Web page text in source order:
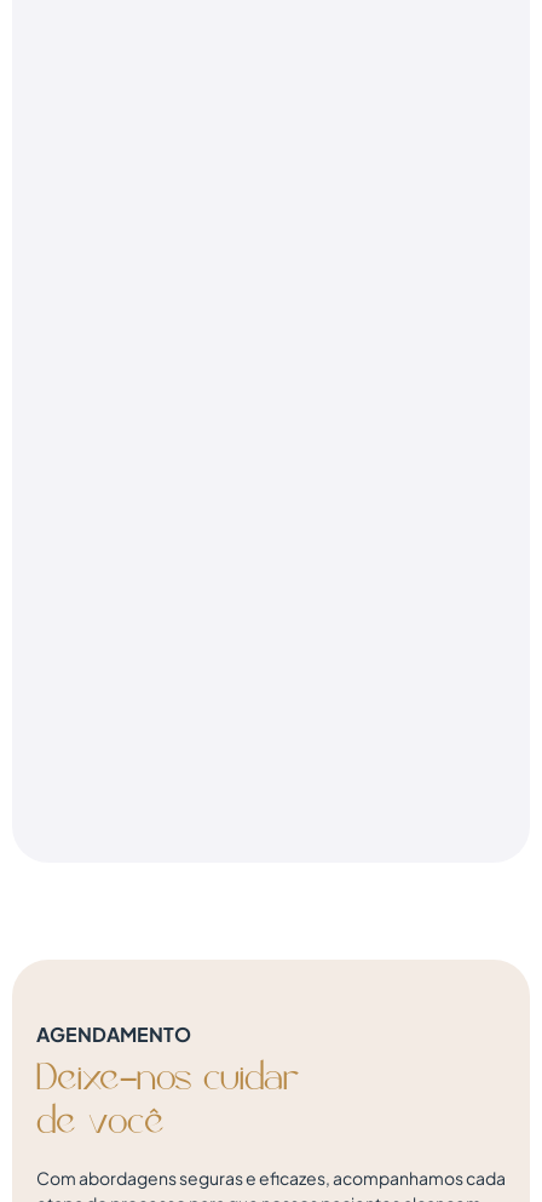
AGENDAMENTO
Deixe-nos cuidar
de você
Com abordagens seguras e eficazes, acompanhamos cada